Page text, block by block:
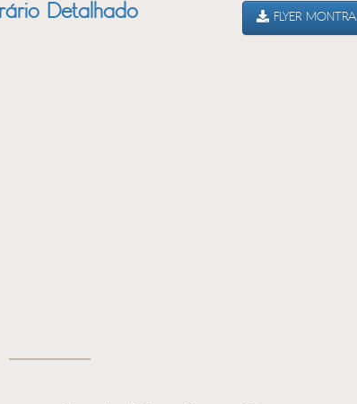
Detalhado FLYER MONTRA